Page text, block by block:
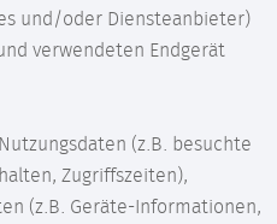
und/oder Diensteanbieter)
verwendeten Endgerät
Nutzungsdaten (z.B. besuchte
Zugriffszeiten),
(z.B. Geräte-Informationen,